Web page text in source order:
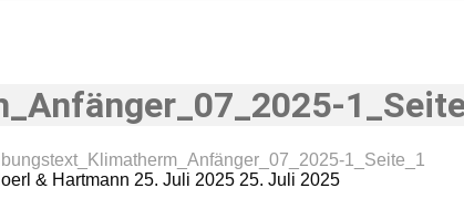
1_Seite_1
& Hartmann 25. Juli 2025 25. Juli 2025